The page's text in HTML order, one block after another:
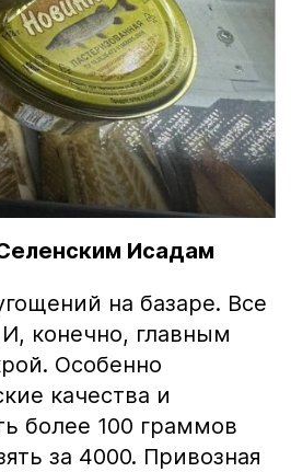
Исадам
на базаре. Все
конечно, главным
Особенно
качества и
более 100 граммов
за 4000. Привозная